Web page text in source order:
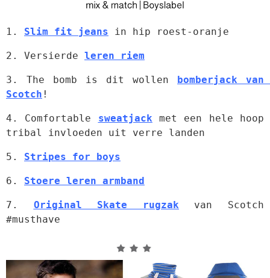
1. Slim fit jeans in hip roest-oranje
2. Versierde leren riem
3. The bomb is dit wollen bomberjack van
Scotch !
4. Comfortable sweatjack met een hele hoop
tribal invloeden uit verre landen
5. Stripes for boys
6. Stoere leren armband
7. Original Skate rugzak van Scotch
#musthave